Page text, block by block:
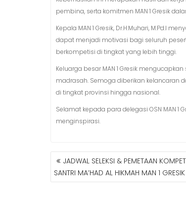
pembina, serta komitmen MAN 1 Gresik
Kepala MAN 1 Gresik, Dr.H.Muhari, M.Pd.I
dapat menjadi motivasi bagi seluruh
berkompetisi di tingkat yang lebih tinggi.
Keluarga besar MAN 1 Gresik
madrasah. Semoga diberikan kelancaran
di tingkat provinsi hingga nasional.
Selamat kepada para delegasi OSN MAN 1
menginspirasi.
N
A
JADWAL SELEKSI & PEMETAAN
SANTRI MA’HAD AL HIKMAH MAN 1 GRESIK